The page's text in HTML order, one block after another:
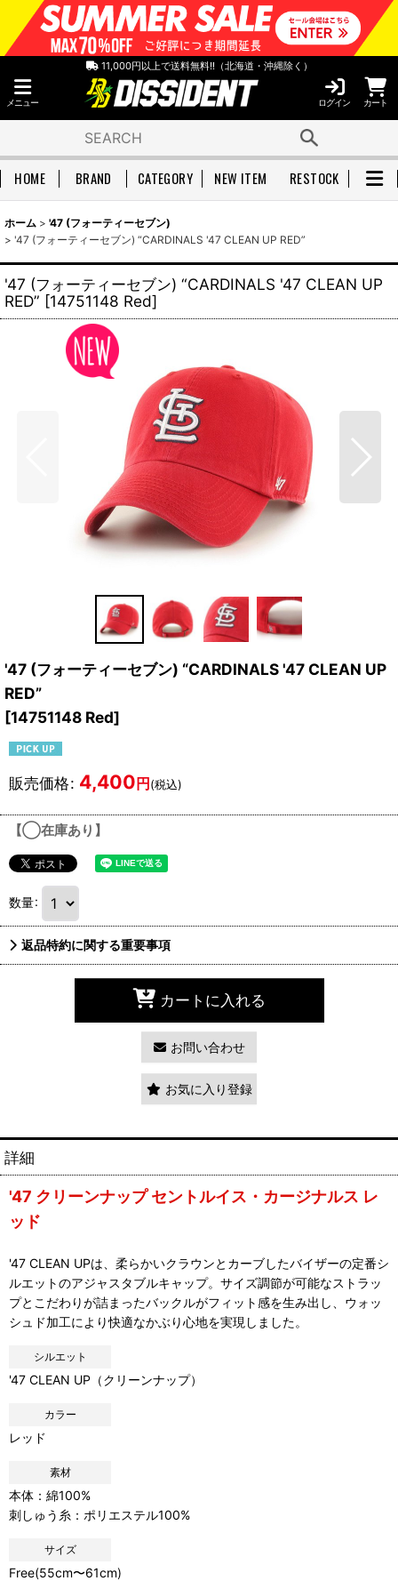
11,000円以上で送料無料!!（北海道・沖縄除く）
メニュー ログイン カート
HOME BRAND CATEGORY NEW ITEM RESTOCK
ホーム > '47 (フォーティーセブン)
> '47 (フォーティーセブン) “CARDINALS '47 CLEAN UP RED”
'47 (フォーティーセブン) “CARDINALS '47 CLEAN UP
RED” [14751148 Red]
'47 (フォーティーセブン) “CARDINALS '47 CLEAN UP
RED”
[14751148 Red]
販売価格: 4,400円(税込)
【◯在庫あり】
数量:
返品特約に関する重要事項
カートに入れる
お問い合わせ
お気に入り登録
詳細
'47 クリーンナップ セントルイス・カージナルス レ
ッド
'47 CLEAN UPは、柔らかいクラウンとカーブしたバイザーの定番シ
ルエットのアジャスタブルキャップ。サイズ調節が可能なストラッ
プとこだわりが詰まったバックルがフィット感を生み出し、ウォッ
シュド加工により快適なかぶり心地を実現しました。
シルエット
'47 CLEAN UP（クリーンナップ）
カラー
レッド
素材
本体：綿100%
刺しゅう糸：ポリエステル100%
サイズ
Free(55cm〜61cm)